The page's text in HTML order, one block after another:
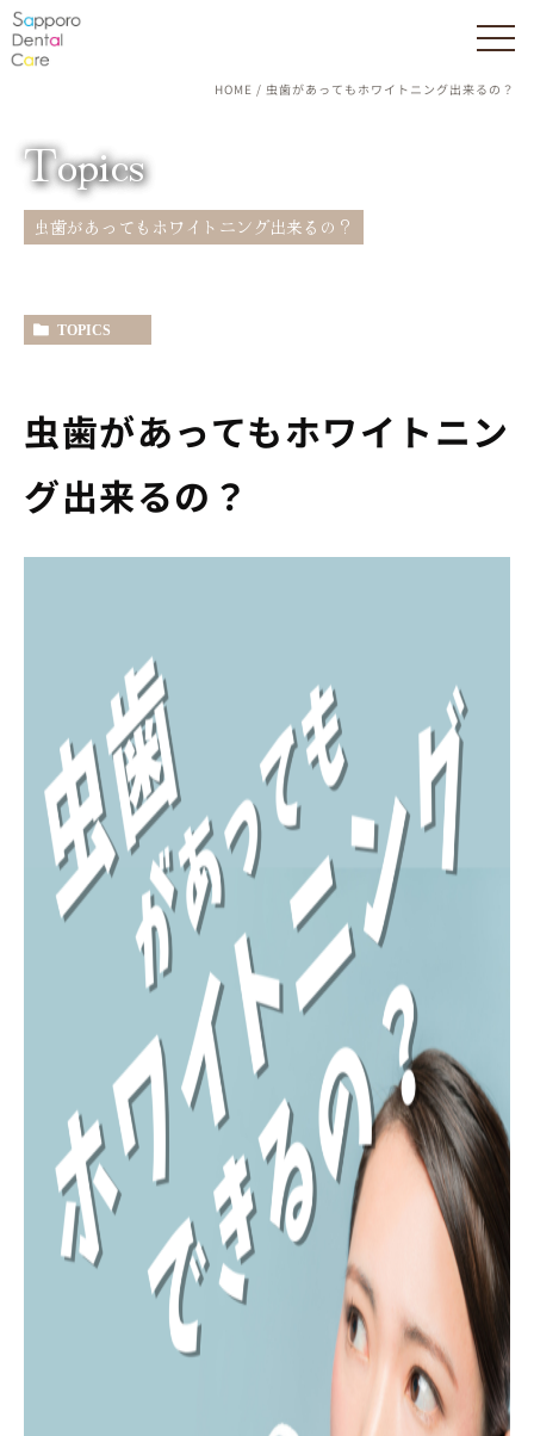
HOME 虫歯があってもホワイトニング出来るの？
Topics
虫歯があってもホワイトニング出来るの？
TOPICS
虫歯があってもホワイトニン
グ出来るの？